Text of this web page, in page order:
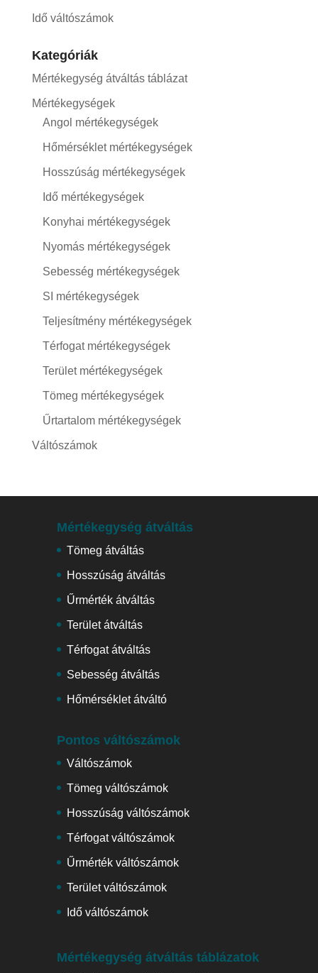
Idő váltószámok
Kategóriák
Mértékegység átváltás táblázat
Mértékegységek
Angol mértékegységek
Hőmérséklet mértékegységek
Hosszúság mértékegységek
Idő mértékegységek
Konyhai mértékegységek
Nyomás mértékegységek
Sebesség mértékegységek
SI mértékegységek
Teljesítmény mértékegységek
Térfogat mértékegységek
Terület mértékegységek
Tömeg mértékegységek
Űrtartalom mértékegységek
Váltószámok
Mértékegység átváltás
Tömeg átváltás
Hosszúság átváltás
Űrmérték átváltás
Terület átváltás
Térfogat átváltás
Sebesség átváltás
Hőmérséklet átváltó
Pontos váltószámok
Váltószámok
Tömeg váltószámok
Hosszúság váltószámok
Térfogat váltószámok
Űrmérték váltószámok
Terület váltószámok
Idő váltószámok
Mértékegység átváltás táblázatok